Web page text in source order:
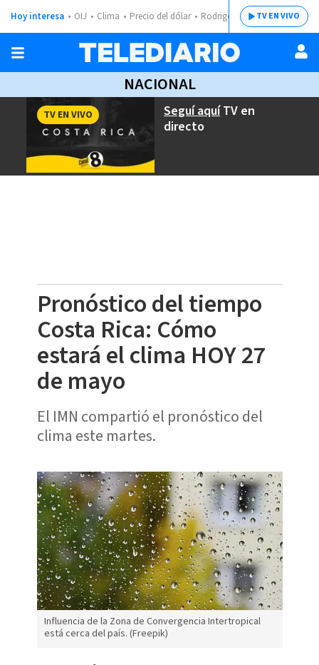
Hoy interesa OIJ Clima Precio del dólar Rodrigo ChavesTV EN VIVO
NACIONAL
Seguí aquíTV en
directo
TV EN VIVO
Pronóstico del tiempo
Costa Rica: Cómo
estará el clima HOY 27
de mayo
El IMN compartió el pronóstico del
clima este martes.
Influencia de la Zona de Convergencia Intertropical
está cerca del país. (Freepik)